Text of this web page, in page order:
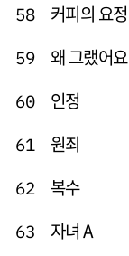
58 커피의 요정
59 왜 그랬어요
60 인정
61 원죄
62 복수
63 자녀 A